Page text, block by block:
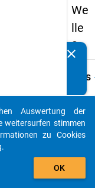
We
lle
3
Details
C27
clear
auto_stories
add_shopping_cart
Auswertung der
weitersurfen stimmen
zu Cookies
.
OK